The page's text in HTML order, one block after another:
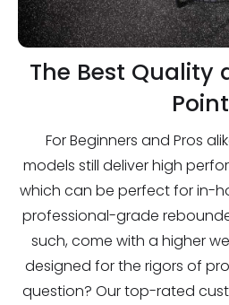
The Best Quality
Point
For Beginners and Pros
models still deliver high
which can be perfect for in-
professional-grade
such, come with a higher
designed for the rigors of
question? Our top-rated